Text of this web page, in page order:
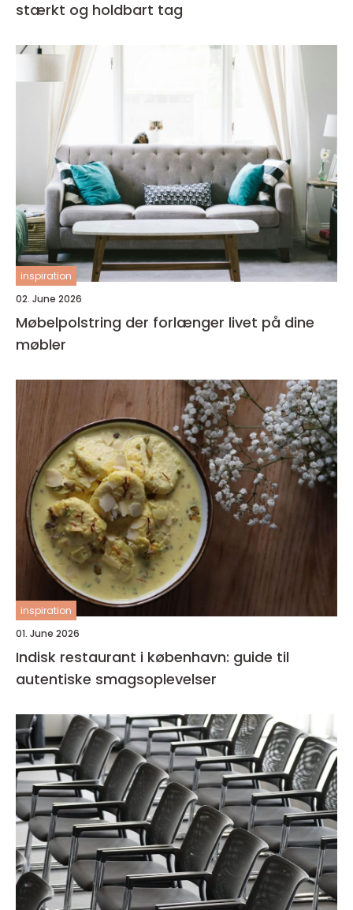
stærkt og holdbart tag
inspiration
02. June 2026
Møbelpolstring der forlænger livet på dine
møbler
inspiration
01. June 2026
Indisk restaurant i københavn: guide til
autentiske smagsoplevelser